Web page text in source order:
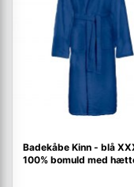
Badekåbe Kinn - blå
100% bomuld med